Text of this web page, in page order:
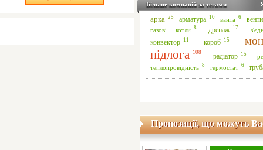
Більше компаній за тегами
арка 25 арматура 10 ванта 6
газові котли 8 дренаж 17
конвектор 11 короб 15
підлога 108 радіатор 15
теплопровідність 8 термостат 6
Пропозиції, що можуть